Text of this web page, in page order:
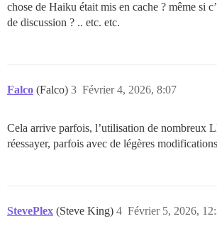
chose de Haiku était mis en cache ? même si
de discussion ? .. etc. etc.
Falco (Falco) Février 4, 2026, 8:07
3
Cela arrive parfois, l’utilisation de nombreux
réessayer, parfois avec de légères
StevePlex (Steve King) Février 5, 2026,
4